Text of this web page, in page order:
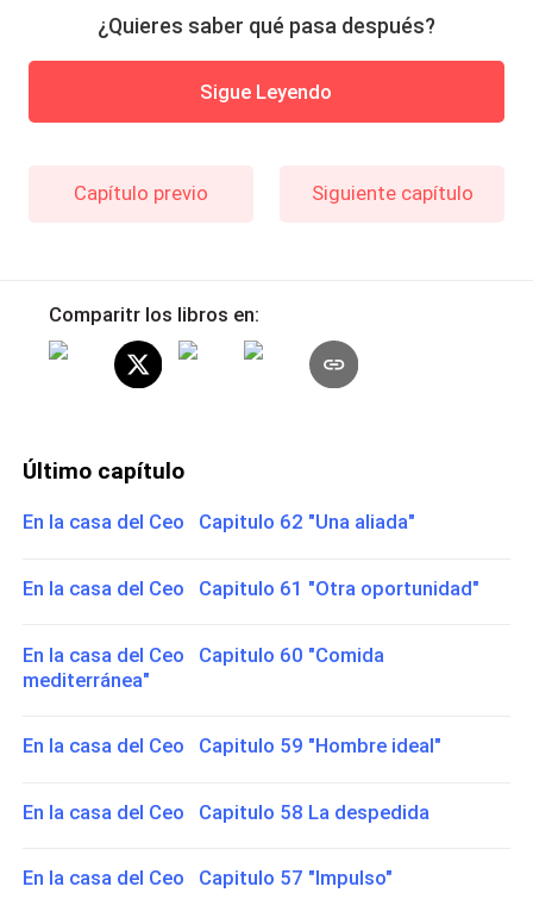
¿Quieres saber qué pasa después?
Sigue Leyendo
Capítulo previo Siguiente capítulo
Comparitr los libros en:
Último capítulo
En la casa del Ceo Capitulo 62 "Una aliada"
En la casa del Ceo Capitulo 61 "Otra oportunidad"
En la casa del Ceo Capitulo 60 "Comida
mediterránea"
En la casa del Ceo Capitulo 59 "Hombre ideal"
En la casa del Ceo Capitulo 58 La despedida
En la casa del Ceo Capitulo 57 "Impulso"